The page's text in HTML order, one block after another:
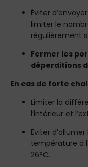
Éviter
limiter le
régulièrement
Fermer les
déperditions
En cas de forte
Limiter la
l’intérieur et
Eviter
température à
26°C.